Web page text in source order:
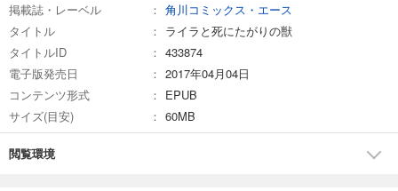
掲載誌・レーベル
角川コミックス・エース
タイトル
ライラと死にたがりの獣
タイトルID
433874
電子版発売日
2017年04月04日
コンテンツ形式
EPUB
サイズ(目安)
60MB
閲覧環境